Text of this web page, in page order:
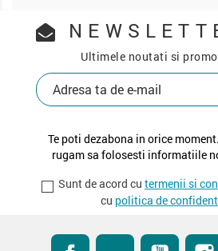
Ultimele noutati si
Te poti dezabona in orice
rugam sa folosesti informatiile
Sunt de acord cu termenii si
cu politica de
FacebookRSS